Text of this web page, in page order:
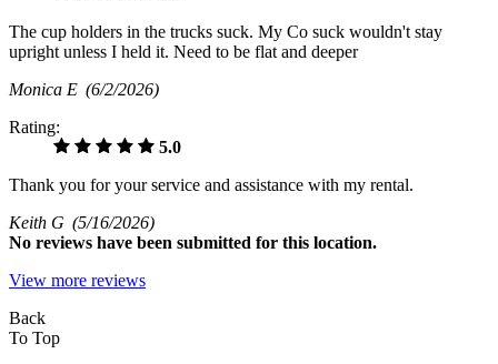
The cup holders in the trucks suck. My Co suck wouldn't stay
upright unless I held it. Need to be flat and deeper
Monica E (6/2/2026)
Rating:
5.0
Thank you for your service and assistance with my rental.
Keith G (5/16/2026)
No reviews have been submitted for this location.
View more reviews
Back
To Top